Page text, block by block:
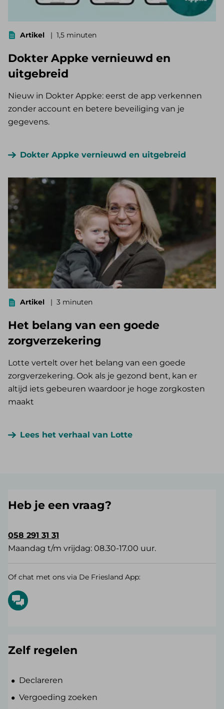
Artikel 1,5 minuten
Dokter Appke vernieuwd en
uitgebreid
Nieuw in Dokter Appke: eerst de app verkennen
zonder account en betere beveiliging van je
gegevens.
Dokter Appke vernieuwd en uitgebreid
Artikel 3 minuten
Het belang van een goede
zorgverzekering
Lotte vertelt over het belang van een goede
zorgverzekering. Ook als je gezond bent, kan er
altijd iets gebeuren waardoor je hoge zorgkosten
maakt
Lees het verhaal van Lotte
Heb je een vraag?
058 291 31 31
Maandag t/m vrijdag: 08.30-17.00 uur.
Of chat met ons via De Friesland App:
Zelf regelen
Declareren
Vergoeding zoeken